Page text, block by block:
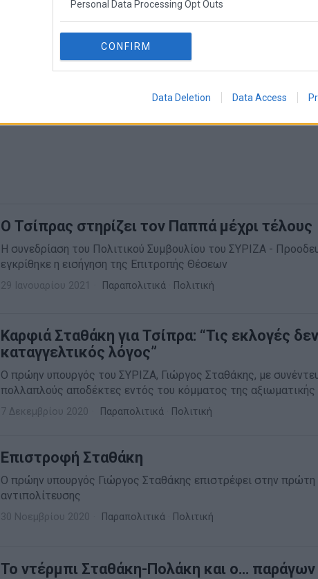
Personal Data Processing Opt Outs
CONFIRM
Data Deletion Data Access
Ο Τσίπρας στηρίζει τον Παππά μέχρι τέλους
Η συνεδρίαση του Πολιτικού Συμβουλίου του ΣΥΡΙΖΑ -
εγκρίθηκε η εισήγηση της Επιτροπής Θέσεων
29 Ιανουαρίου 2021 Παραπολιτικά Πολιτική
Καρφιά Σταθάκη για Τσίπρα: “Τις εκλογές
καταγγελτικός λόγος”
Ο πρώην υπουργός του ΣΥΡΙΖΑ, Γιώργος Σταθάκης, με
πολλαπλούς αποδέκτες εντός του κόμματος της αξιωματικής
7 Δεκεμβρίου 2020 Παραπολιτικά Πολιτική
Επιστροφή Σταθάκη
Ο πρώην υπουργός Γιώργος Σταθάκης επιστρέφει στην πρώτη
αντιπολίτευσης
30 Νοεμβρίου 2020 Παραπολιτικά Πολιτική
Το ντέρμπι Σταθάκη-Πολάκη και ο…